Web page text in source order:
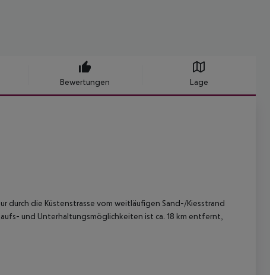
Bewertungen Lage
durch die Küstenstrasse vom weitläufigen Sand-/Kiesstrand
und Unterhaltungsmöglichkeiten ist ca. 18 km entfernt,